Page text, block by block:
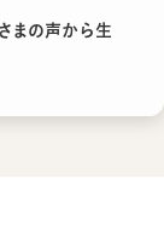
まの声から生